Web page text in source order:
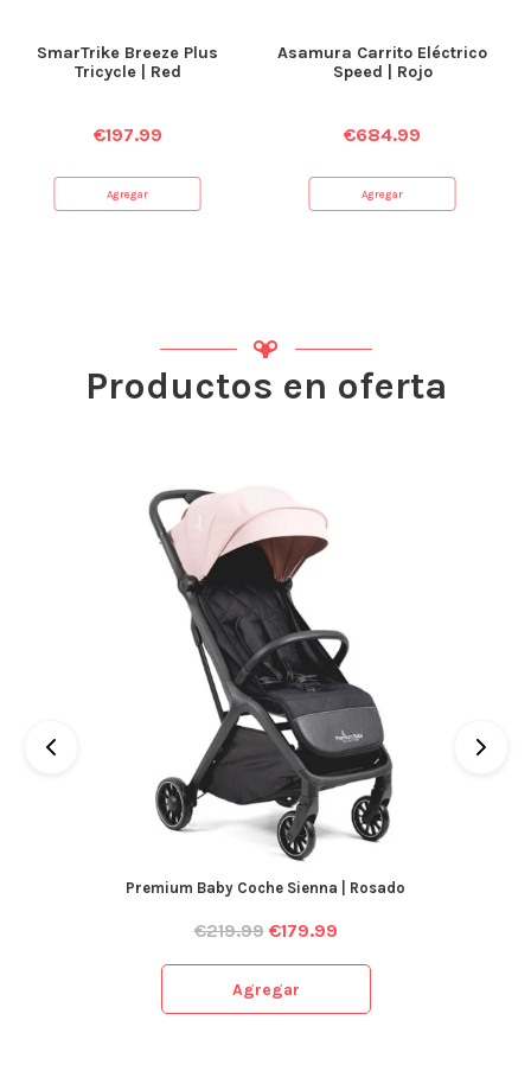
SmarTrike Breeze Plus
Tricycle | Red
€197.99
Agregar
Asamura Carrito Eléctrico
Speed | Rojo
€684.99
Agregar
Productos en oferta
Premium Baby Coche Sienna | Rosado
€219.99 €179.99
Agregar